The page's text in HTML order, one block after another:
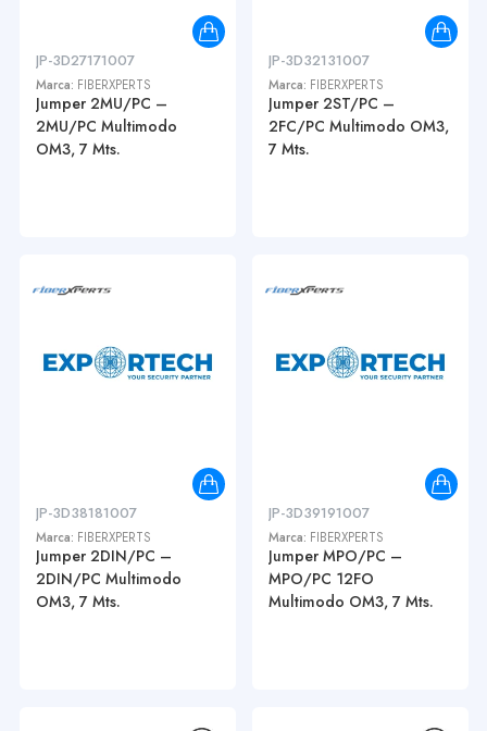
JP-3D27171007
Marca: FIBERXPERTS
Jumper 2MU/PC –
2MU/PC Multimodo
OM3, 7 Mts.
JP-3D32131007
Marca: FIBERXPERTS
Jumper 2ST/PC –
2FC/PC Multimodo OM3,
7 Mts.
JP-3D38181007
Marca: FIBERXPERTS
Jumper 2DIN/PC –
2DIN/PC Multimodo
OM3, 7 Mts.
JP-3D39191007
Marca: FIBERXPERTS
Jumper MPO/PC –
MPO/PC 12FO
Multimodo OM3, 7 Mts.